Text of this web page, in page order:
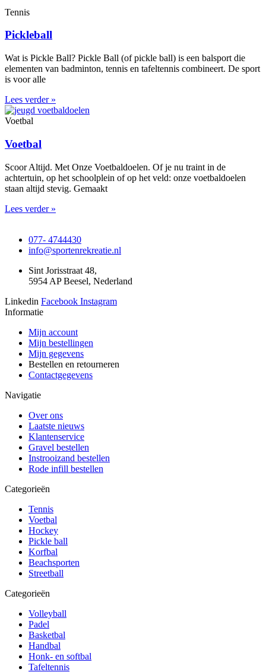
Tennis
Pickleball
Wat is Pickle Ball? Pickle Ball (of pickle ball) is een balsport die
elementen van badminton, tennis en tafeltennis combineert. De sport
is voor alle
Lees verder »
Voetbal
Voetbal
Scoor Altijd. Met Onze Voetbaldoelen. Of je nu traint in de
achtertuin, op het schoolplein of op het veld: onze voetbaldoelen
staan altijd stevig. Gemaakt
Lees verder »
077- 4744430
info@sportenrekreatie.nl
Sint Jorisstraat 48,
5954 AP Beesel, Nederland
Linkedin Facebook Instagram
Informatie
Mijn account
Mijn bestellingen
Mijn gegevens
Bestellen en retourneren
Contactgegevens
Navigatie
Over ons
Laatste nieuws
Klantenservice
Gravel bestellen
Instrooizand bestellen
Rode infill bestellen
Categorieën
Tennis
Voetbal
Hockey
Pickle ball
Korfbal
Beachsporten
Streetball
Categorieën
Volleyball
Padel
Basketbal
Handbal
Honk- en softbal
Tafeltennis